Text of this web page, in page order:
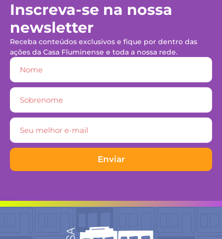
Inscreva-se na nossa
newsletter
Receba conteúdos exclusivos e fique por dentro das
ações da Casa Fluminense e toda a nossa rede.
Enviar